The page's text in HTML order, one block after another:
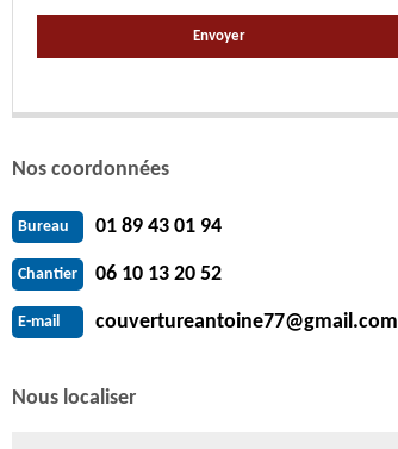
Nos coordonnées
Bureau 01 89 43 01 94
Chantier 06 10 13 20 52
E-mail couvertureantoine77@gmail.com
Nous localiser